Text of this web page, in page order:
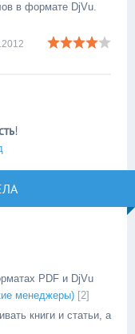
в формате DjVu.
!
PDF и DjVu
менеджеры) [2]
книги и статьи, а